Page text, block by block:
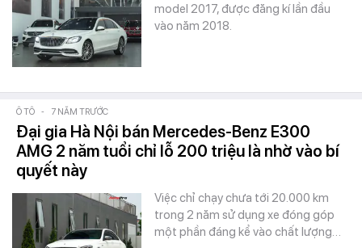
model 2017, được đăng kí lần đầu
vào năm 2018.
Ô TÔ - 7 NĂM TRƯỚC
Đại gia Hà Nội bán Mercedes-Benz E300
AMG 2 năm tuổi chỉ lỗ 200 triệu là nhờ vào bí
quyết này
Việc chỉ chạy chưa tới 20.000 km
trong 2 năm sử dụng xe đóng góp
một phần đáng kể vào chất lượng…